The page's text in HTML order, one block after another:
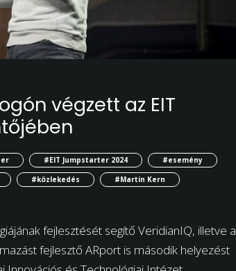
végzett az EIT
#EIT Jumpstarter 2024
#esemény
#közlekedés
#Martin Kern
fejlesztését segítő VeridianIQ, illetve a
fejlesztő ARport is második helyezést